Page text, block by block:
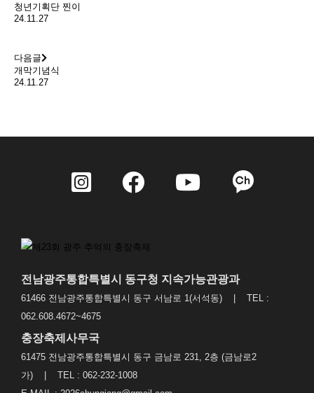
청년기획단 찐이
24.11.27
다음글
개막기념식
24.11.27
전남광주통합특별시 동구청 지속가능관광과
61466 전남광주통합특별시 동구 서남로 1(서석동) | TEL :
062.608.4672~4675
충장축제사무국
61475 전남광주통합특별시 동구 금남로 231, 2층 (금남로2
가) | TEL : 062-232-1008